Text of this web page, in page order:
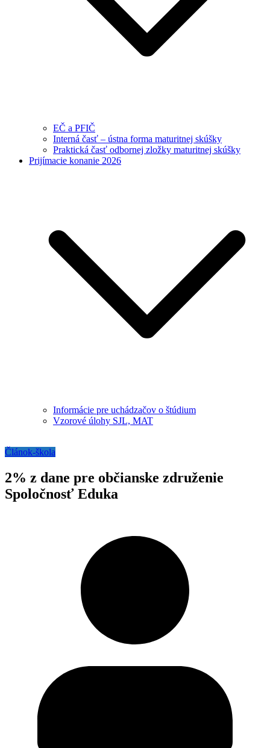
EČ a PFIČ
Interná časť – ústna forma maturitnej skúšky
Praktická časť odbornej zložky maturitnej skúšky
Prijímacie konanie 2026
Informácie pre uchádzačov o štúdium
Vzorové úlohy SJL, MAT
Článok-škola
2% z dane pre občianske združenie
Spoločnosť Eduka